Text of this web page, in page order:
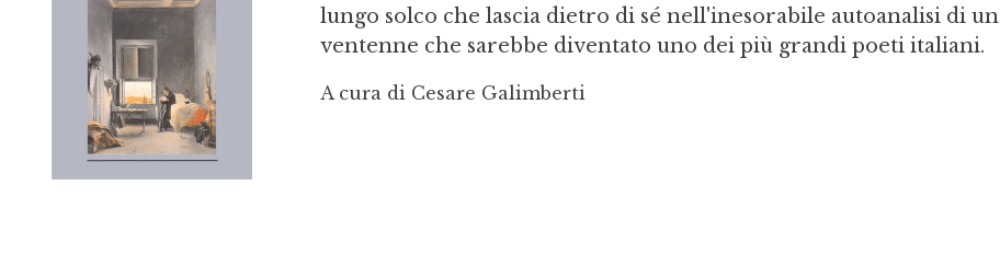
lungo solco che lascia dietro di sé nell'inesorabile autoanalisi di un
ventenne che sarebbe diventato uno dei più grandi poeti italiani.
A cura di Cesare Galimberti